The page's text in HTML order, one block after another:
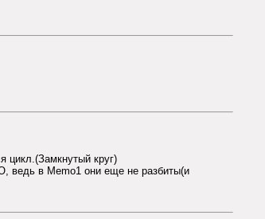
цикл.(Замкнутый круг)
ведь в Memo1 они еще не разбиты(и